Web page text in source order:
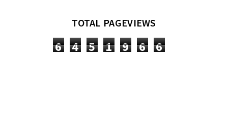
TOTAL PAGEVIEWS
6 4 5 1 9 6 6